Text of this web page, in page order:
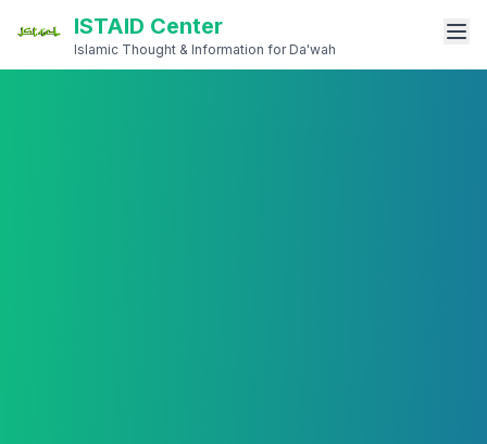
ISTAID Center
Islamic Thought & Information for Da'wah